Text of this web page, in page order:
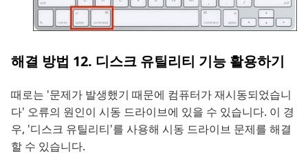
해결 방법 12. 디스크 유틸리티 기능 활용하기
때로는 '문제가 발생했기 때문에 컴퓨터가 재시동되었습니
다' 오류의 원인이 시동 드라이브에 있을 수 있습니다. 이 경
우, '디스크 유틸리티'를 사용해 시동 드라이브 문제를 해결
할 수 있습니다.